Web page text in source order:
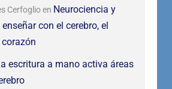
Cerfoglioen Neurociencia y
con el cerebro, el
escritura a mano activa áreas